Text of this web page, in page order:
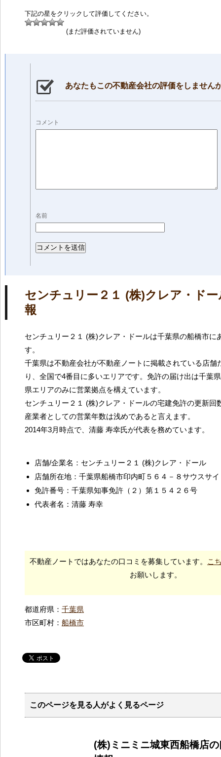
下記の星をクリックして評価してください。
(まだ評価されていません)
あなたもこの不動産会社の評価をしません
コメント
名前
センチュリー２１ (株)クレア・ド
報
センチュリー２１ (株)クレア・ドールは千葉県の船橋市に
す。
千葉県は不動産会社が不動産ノートに掲載されている店舗
り、全国で4番目に多いエリアです。免許の届け出は千葉
県エリアのみに営業拠点を構えています。
センチュリー２１ (株)クレア・ドールの宅建免許の更新回
産業者としての営業年数は浅めであると言えます。
2014年3月時点で、清藤 寿幸氏が代表を務めています。
店舗/企業名：センチュリー２１ (株)クレア・ドール
店舗所在地：千葉県船橋市印内町５６４－８サウスサ
免許番号：千葉県知事免許（２）第１５４２６号
代表者名：清藤 寿幸
不動産ノートではあなたの口コミを募集しています。
こ
お願いします。
都道府県： 千葉県
市区町村： 船橋市
このページを見る人がよく見るページ
(株)ミニミニ城東西船橋店